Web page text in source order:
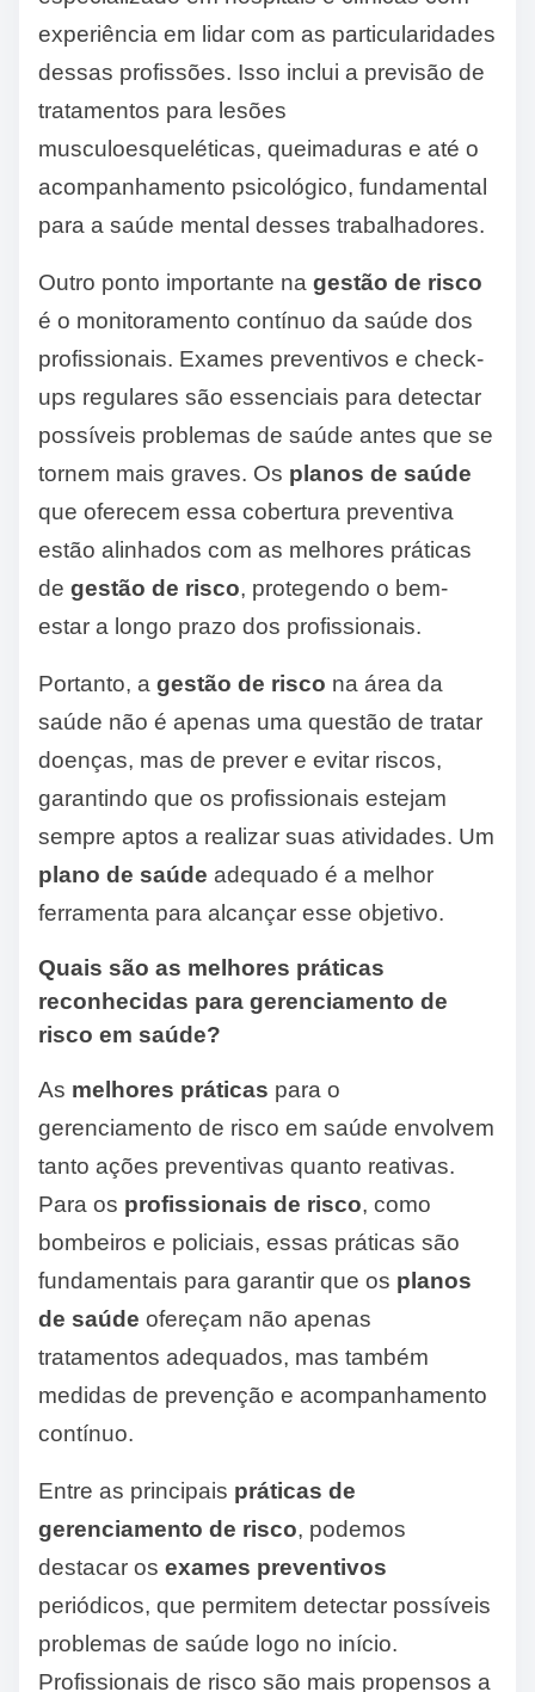
experiência em lidar com as particularidades
dessas profissões. Isso inclui a previsão de
tratamentos para lesões
musculoesqueléticas, queimaduras e até o
acompanhamento psicológico, fundamental
para a saúde mental desses trabalhadores.
Outro ponto importante na gestão de risco
é o monitoramento contínuo da saúde dos
profissionais. Exames preventivos e check-
ups regulares são essenciais para detectar
possíveis problemas de saúde antes que se
tornem mais graves. Os planos de saúde
que oferecem essa cobertura preventiva
estão alinhados com as melhores práticas
de gestão de risco, protegendo o bem-
estar a longo prazo dos profissionais.
Portanto, a gestão de risco na área da
saúde não é apenas uma questão de tratar
doenças, mas de prever e evitar riscos,
garantindo que os profissionais estejam
sempre aptos a realizar suas atividades. Um
plano de saúde adequado é a melhor
ferramenta para alcançar esse objetivo.
Quais são as melhores práticas
reconhecidas para gerenciamento de
risco em saúde?
As melhores práticas para o
gerenciamento de risco em saúde envolvem
tanto ações preventivas quanto reativas.
Para os profissionais de risco, como
bombeiros e policiais, essas práticas são
fundamentais para garantir que os planos
de saúde ofereçam não apenas
tratamentos adequados, mas também
medidas de prevenção e acompanhamento
contínuo.
Entre as principais práticas de
gerenciamento de risco, podemos
destacar os exames preventivos
periódicos, que permitem detectar possíveis
problemas de saúde logo no início.
Profissionais de risco são mais propensos a